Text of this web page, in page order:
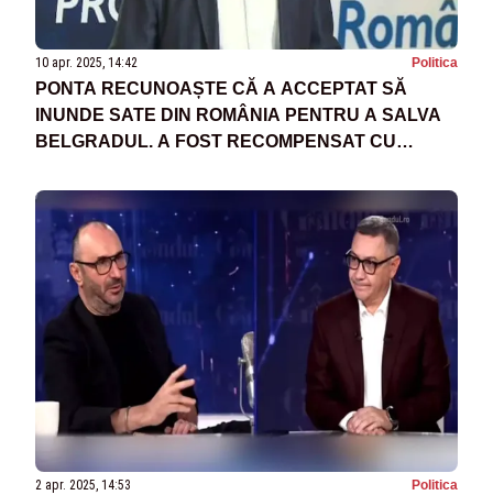
10 apr. 2025, 14:42 Politica
PONTA RECUNOAȘTE CĂ A ACCEPTAT SĂ
INUNDE SATE DIN ROMÂNIA PENTRU A SALVA
BELGRADUL. A FOST RECOMPENSAT CU
2 apr. 2025, 14:53 Politica